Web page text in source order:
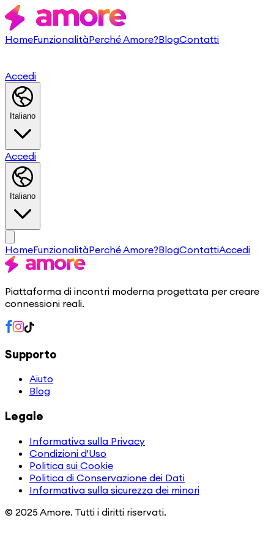
HomeFunzionalitàPerché Amore?BlogContatti
Accedi
Italiano
Accedi
Italiano
HomeFunzionalitàPerché Amore?BlogContattiAccedi
Piattaforma di incontri moderna progettata per creare
connessioni reali.
Supporto
Aiuto
Blog
Legale
Informativa sulla Privacy
Condizioni d'Uso
Politica sui Cookie
Politica di Conservazione dei Dati
Informativa sulla sicurezza dei minori
© 2025 Amore. Tutti i diritti riservati.